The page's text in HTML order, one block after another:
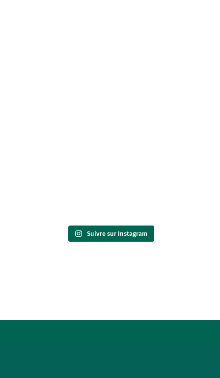
Suivre sur Instagram